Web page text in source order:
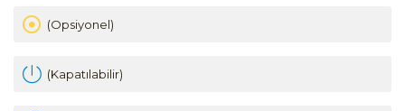
(Opsiyonel)
(Kapatılabilir)